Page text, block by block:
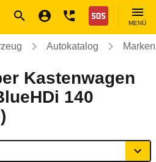
Nothilfe
MENÜ
Autokatalog
Kastenwagen
140